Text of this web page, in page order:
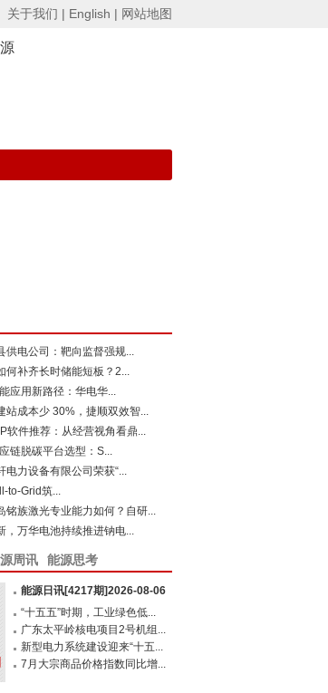
关于我们 | English | 网站地图
供电公司：靶向监督强规...
何补齐长时储能短板？2...
应用新路径：华电华...
站成本少 30%，捷顺双效智...
软件推荐：从经营视角看鼎...
链脱碳平台选型：S...
电力设备有限公司荣获“...
to-Grid筑...
铭族激光专业能力如何？自研...
，万华电池持续推进钠电...
周讯 能源思考
能源日讯[4217期]2026-08-06
“十五五”时期，工业绿色低...
广东太平岭核电项目2号机组...
新型电力系统建设迎来“十五...
7月大宗商品价格指数同比增...